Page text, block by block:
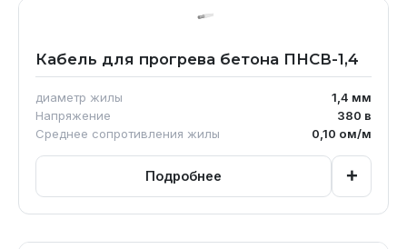
Кабель для прогрева бетона ПНСВ-1,4
диаметр жилы 1,4 мм
Напряжение
380 в
Среднее сопротивления жилы
0,10 ом/м
Подробнее +